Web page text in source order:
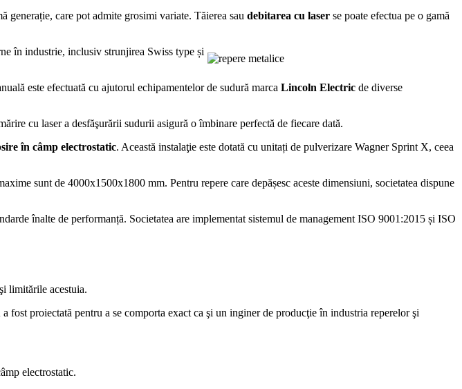
generație, care pot admite grosimi variate. Tăierea sau debitarea cu laser se poate efectua pe o gamă
în industrie, inclusiv strunjirea Swiss type și
este efectuată cu ajutorul echipamentelor de sudură marca Lincoln Electric de diverse
cu laser a desfăşurării sudurii asigură o îmbinare perfectă de fiecare dată.
în câmp electrostatic. Această instalaţie este dotată cu unitați de pulverizare Wagner Sprint X, ceea
sunt de 4000x1500x1800 mm. Pentru repere care depășesc aceste dimensiuni, societatea dispune
înalte de performanță. Societatea are implementat sistemul de management ISO 9001:2015 și ISO
limitările acestuia.
a fost proiectată pentru a se comporta exact ca şi un inginer de producţie în industria reperelor şi
electrostatic.